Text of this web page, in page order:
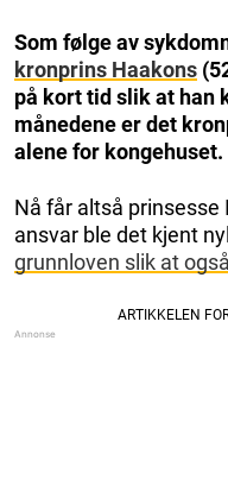
Som følge av
kronprins Haakons
på kort tid slik at han
månedene er det
alene for kongehuset.
Nå får altså prinsesse
ansvar ble det kjent
grunnloven slik at